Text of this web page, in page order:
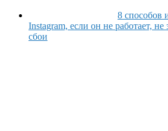
8 способов
Instagram, если он не работает, не
сбои